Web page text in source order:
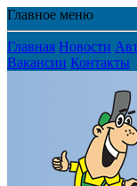
Главное меню
Главная Новости
Вакансии Контакты